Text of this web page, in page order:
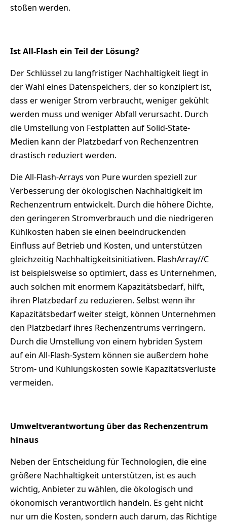
stoßen werden.
Ist All-Flash ein Teil der Lösung?
Der Schlüssel zu langfristiger Nachhaltigkeit liegt in
der Wahl eines Datenspeichers, der so konzipiert ist,
dass er weniger Strom verbraucht, weniger gekühlt
werden muss und weniger Abfall verursacht. Durch
die Umstellung von Festplatten auf Solid-State-
Medien kann der Platzbedarf von Rechenzentren
drastisch reduziert werden.
Die All-Flash-Arrays von Pure wurden speziell zur
Verbesserung der ökologischen Nachhaltigkeit im
Rechenzentrum entwickelt. Durch die höhere Dichte,
den geringeren Stromverbrauch und die niedrigeren
Kühlkosten haben sie einen beeindruckenden
Einfluss auf Betrieb und Kosten, und unterstützen
gleichzeitig Nachhaltigkeitsinitiativen. FlashArray//C
ist beispielsweise so optimiert, dass es Unternehmen,
auch solchen mit enormem Kapazitätsbedarf, hilft,
ihren Platzbedarf zu reduzieren. Selbst wenn ihr
Kapazitätsbedarf weiter steigt, können Unternehmen
den Platzbedarf ihres Rechenzentrums verringern.
Durch die Umstellung von einem hybriden System
auf ein All-Flash-System können sie außerdem hohe
Strom- und Kühlungskosten sowie Kapazitätsverluste
vermeiden.
Umweltverantwortung über das Rechenzentrum
hinaus
Neben der Entscheidung für Technologien, die eine
größere Nachhaltigkeit unterstützen, ist es auch
wichtig, Anbieter zu wählen, die ökologisch und
ökonomisch verantwortlich handeln. Es geht nicht
nur um die Kosten, sondern auch darum, das Richtige